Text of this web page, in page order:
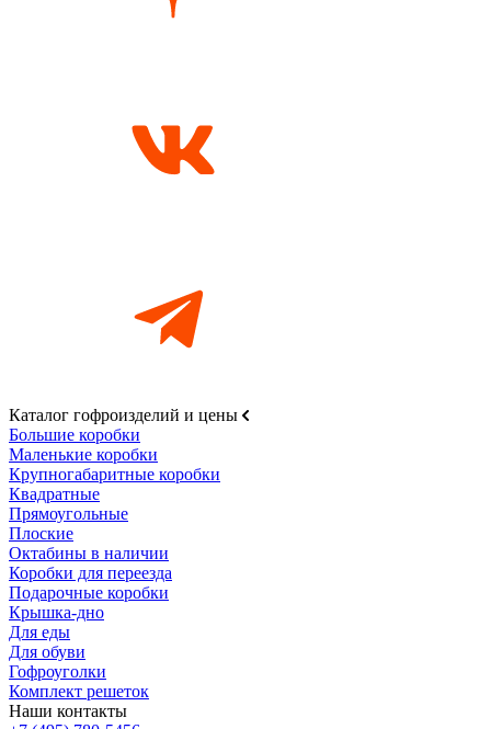
Каталог гофроизделий и цены
Большие коробки
Маленькие коробки
Крупногабаритные коробки
Квадратные
Прямоугольные
Плоские
Октабины в наличии
Коробки для переезда
Подарочные коробки
Крышка-дно
Для еды
Для обуви
Гофроуголки
Комплект решеток
Наши контакты